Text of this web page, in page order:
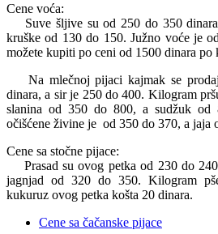
Cene voća:
Suve šljive su od 250 do 350
kruške od 130 do 150. Južno voće je
možete kupiti po ceni od 1500 dinara po
Na mlečnoj pijaci kajmak se
dinara, a sir je 250 do 400. Kilogram
slanina od 350 do 800, a sudžuk od
očišćene živine je od 350 do 370, a jaja
Cene sa stočne pijace:
Prasad su ovog petka od 230 do
jagnjad od 320 do 350. Kilogram
kukuruz ovog petka košta 20 dinara.
Cene sa čačanske pijace